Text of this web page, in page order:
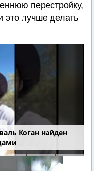
перестройку,
это лучше делать
Коган найден